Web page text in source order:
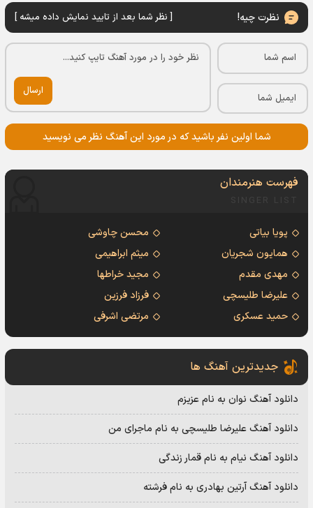
نظرت چیه! [ نظر شما بعد از تایید نمایش داده میشه ]
ارسال
شما اولین نفر باشید که در مورد این آهنگ نظر می نویسید
فهرست هنرمندان
پویا بیاتی
محسن چاوشی
همایون شجریان
میثم ابراهیمی
مهدی مقدم
مجید خراطها
علیرضا طلیسچی
فرزاد فرزین
حمید عسکری
مرتضی اشرفی
جدیدترین آهنگ ها
دانلود آهنگ نوان به نام عزیزم
دانلود آهنگ علیرضا طلیسچی به نام ماجرای من
دانلود آهنگ نیام به نام قمار زندگی
دانلود آهنگ آرتین بهادری به نام فرشته